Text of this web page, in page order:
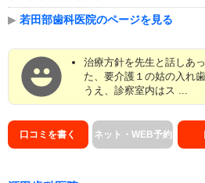
▶ 若田部歯科医院のページを見る
治療方針を先生と話しあ
た、要介護１の姑の入れ
うえ、診察室内はス ...
口コミを書く ネット・WEB予約